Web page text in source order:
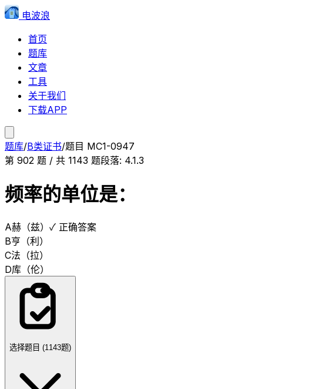
电波浪
首页
题库
文章
工具
关于我们
下载APP
题库/B类证书/题目 MC1-0947
第 902 题 / 共 1143 题段落: 4.1.3
频率的单位是：
A赫（兹） ✓ 正确答案
B亨（利）
C法（拉）
D库（伦）
选择题目 (1143题)